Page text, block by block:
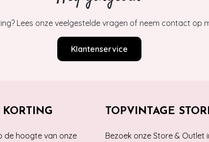
Lees onze veelgestelde vragen of neem contact op
Klantenservice
de hoogte van onze
TOPVINTAGE
Bezoek onze Store & Outlet